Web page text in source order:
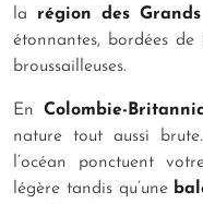
la région des
étonnantes, bordées
broussailleuses.
En Colombie-
nature tout aussi
l’océan ponctuent
légère tandis qu’une